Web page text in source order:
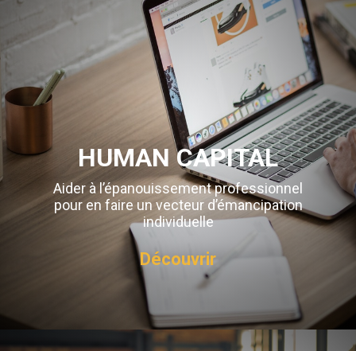
HUMAN CAPITAL
Aider à l’épanouissement professionnel
pour en faire un vecteur d’émancipation
individuelle
Découvrir